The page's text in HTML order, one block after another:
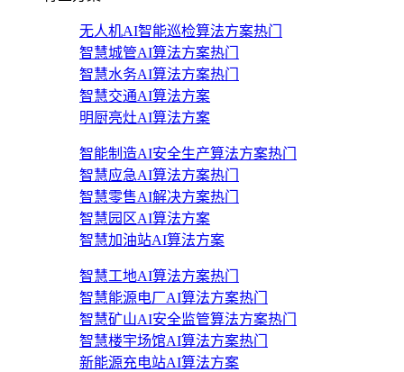
无人机AI智能巡检算法方案热门
智慧城管AI算法方案热门
智慧水务AI算法方案热门
智慧交通AI算法方案
明厨亮灶AI算法方案
智能制造AI安全生产算法方案热门
智慧应急AI算法方案热门
智慧零售AI解决方案热门
智慧园区AI算法方案
智慧加油站AI算法方案
智慧工地AI算法方案热门
智慧能源电厂AI算法方案热门
智慧矿山AI安全监管算法方案热门
智慧楼宇场馆AI算法方案热门
新能源充电站AI算法方案